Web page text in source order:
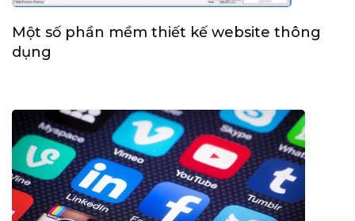
Một số phần mềm thiết kế website thông
dụng